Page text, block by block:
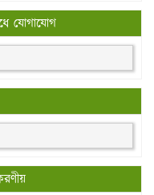
যোগাযোগ